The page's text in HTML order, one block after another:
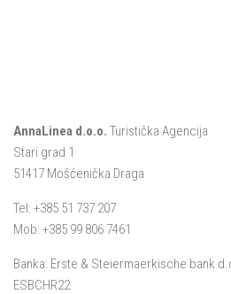
AnnaLinea d.o.o. Turistička Agencija
Stari grad 1
51417 Mošćenička Draga
Tel: +385 51 737 207
Mob: +385 99 806 7461
Banka: Erste & Steiermaerkische bank
ESBCHR22